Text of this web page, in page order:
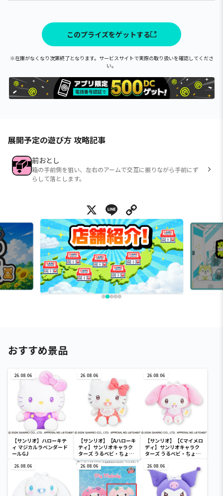
このプライズをゲットする
※在庫がなくなり次第終了となります。サービスサイトで実際の取り扱いを確認してくださ
い。
展開予定の遊び方 攻略記事
前おとし
箱の手前側を狙い、左右のアームで交互に振りながら手前にず
らして落とします。
X Line
おすすめ景品
26.08.06
【サンリオ】ハローキテ
ィ マジカルラベンダード
ールGJ
26.08.06
【サンリオ】【Aハローキ
ティ】サンリオキャラク
ターズ うるベビ・ちょい
デカドール
26.08.06
【サンリオ】【Cマイメロ
ディ】サンリオキャラク
ターズ うるベビ・ちょい
26.08.06 26.08.06 26.08.06